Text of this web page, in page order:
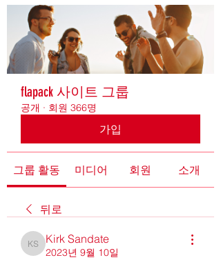
flapack 사이트 그룹
공개 · 회원 366명
가입
그룹 활동 미디어 회원 소개
뒤로
Kirk Sandate
Kirk Sandate
2023년 9월 10일